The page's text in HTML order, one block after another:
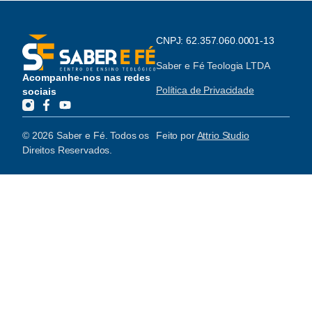
Acompanhe-nos nas redes
sociais
CNPJ: 62.357.060.0001-13
Saber e Fé Teologia LTDA
Política de Privacidade
© 2026 Saber e Fé. Todos os
Direitos Reservados.
Feito porAttrio Studio